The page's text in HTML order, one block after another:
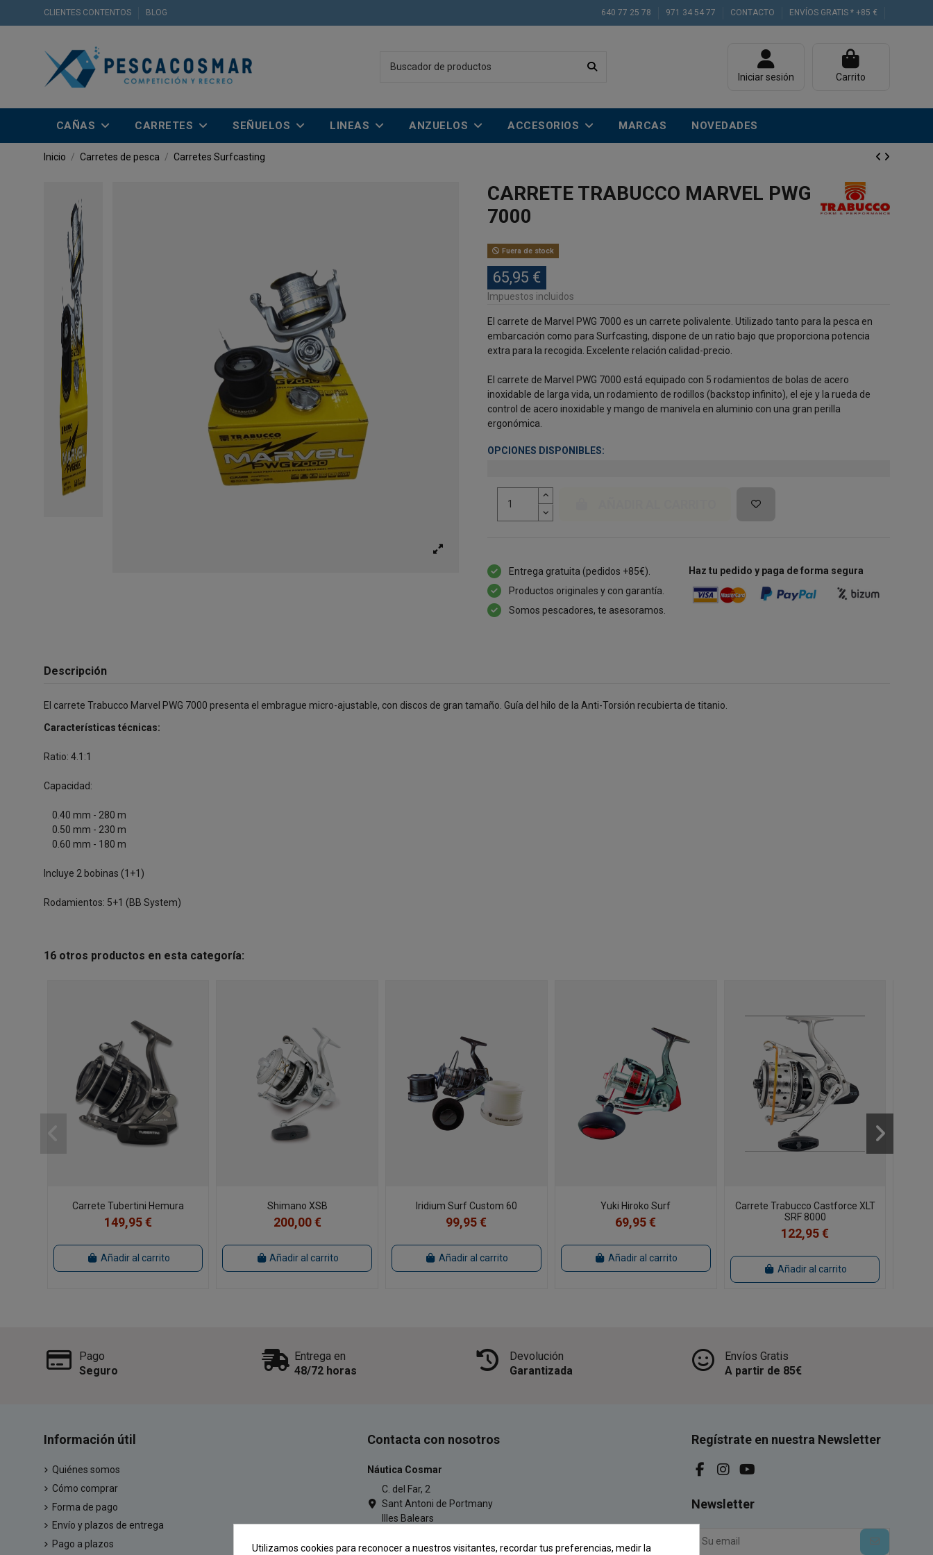
CLIENTES CONTENTOS BLOG 640 77 25 78 971 34 54 77 CONTACTO ENVÍOS GRATIS * +85 €
Iniciar sesión Carrito
CAÑAS CARRETES SEÑUELOS LINEAS ANZUELOS ACCESORIOS MARCAS NOVEDADES
Inicio Carretes de pesca Carretes Surfcasting
CARRETE TRABUCCO MARVEL PWG
7000
Fuera de stock
65,95 €
Impuestos incluidos
El carrete de Marvel PWG 7000 es un carrete polivalente. Utilizado tanto para la pesca en
embarcación como para Surfcasting, dispone de un ratio bajo que proporciona potencia
extra para la recogida. Excelente relación calidad-precio.
El carrete de Marvel PWG 7000 está equipado con 5 rodamientos de bolas de acero
inoxidable de larga vida, un rodamiento de rodillos (backstop infinito), el eje y la rueda de
control de acero inoxidable y mango de manivela en aluminio con una gran perilla
ergonómica.
OPCIONES DISPONIBLES:
Entrega gratuita (pedidos +85€).
Productos originales y con garantía.
Somos pescadores, te asesoramos.
Haz tu pedido y paga de forma segura
Descripción
El carrete Trabucco Marvel PWG 7000 presenta el embrague micro-ajustable, con discos de gran tamaño. Guía del hilo de la Anti-Torsión recubierta de titanio.
Características técnicas:
Ratio: 4.1:1
Capacidad:
0.40 mm - 280 m
0.50 mm - 230 m
0.60 mm - 180 m
Incluye 2 bobinas (1+1)
Rodamientos: 5+1 (BB System)
16 otros productos en esta categoría:
Carrete Tubertini Hemura
149,95 €
Añadir al carrito
Shimano XSB
200,00 €
Añadir al carrito
Iridium Surf Custom 60
99,95 €
Añadir al carrito
Yuki Hiroko Surf
69,95 €
Añadir al carrito
Carrete Trabucco Castforce XLT
SRF 8000
122,95 €
Añadir al carrito
Pago
Seguro
Entrega en
48/72 horas
Devolución
Garantizada
Envíos Gratis
A partir de 85€
Información útil
Quiénes somos
Cómo comprar
Forma de pago
Envío y plazos de entrega
Pago a plazos
Contacta con nosotros
Náutica Cosmar
C. del Far, 2
Sant Antoni de Portmany
Illes Balears
Regístrate en nuestra Newsletter
Newsletter
Utilizamos cookies para reconocer a nuestros visitantes, recordar tus preferencias, medir la